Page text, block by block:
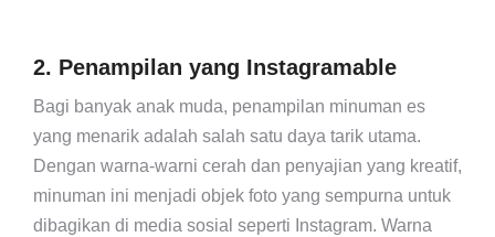
2. Penampilan yang Instagramable
Bagi banyak anak muda, penampilan minuman es
yang menarik adalah salah satu daya tarik utama.
Dengan warna-warni cerah dan penyajian yang kreatif,
minuman ini menjadi objek foto yang sempurna untuk
dibagikan di media sosial seperti Instagram. Warna